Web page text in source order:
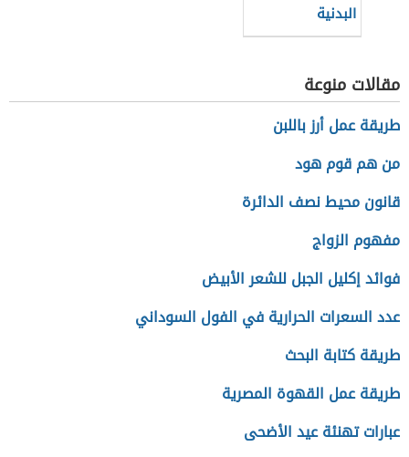
البدنية
مقالات منوعة
طريقة عمل أرز باللبن
من هم قوم هود
قانون محيط نصف الدائرة
مفهوم الزواج
فوائد إكليل الجبل للشعر الأبيض
عدد السعرات الحرارية في الفول السوداني
طريقة كتابة البحث
طريقة عمل القهوة المصرية
عبارات تهنئة عيد الأضحى